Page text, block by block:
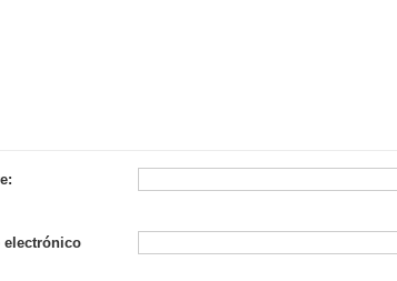
electrónico